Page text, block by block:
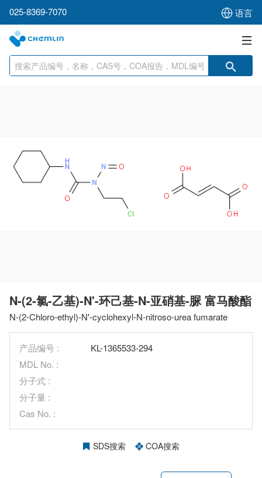
025-8369-7070 语言
N-(2-氯-乙基)-N'-环己基-N-亚硝基-脲 富马酸酯
N-(2-Chloro-ethyl)-N'-cyclohexyl-N-nitroso-urea fumarate
产品编号 :
KL-1365533-294
MDL No. :
分子式 :
分子量 :
Cas No. :
SDS搜索 COA搜索